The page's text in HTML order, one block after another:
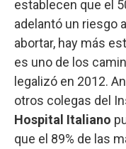
establecen que el
adelantó un riesgo
abortar, hay más
es uno de los
legalizó en 2012.
otros colegas del
Hospital Italiano
que el 89% de las